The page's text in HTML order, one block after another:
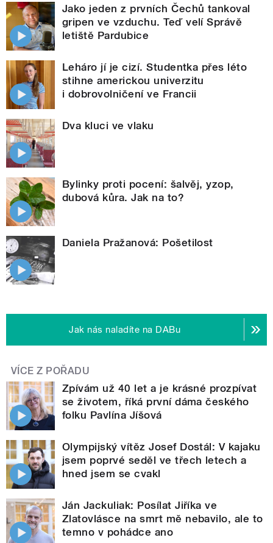
Jako jeden z prvních Čechů tankoval
gripen ve vzduchu. Teď velí Správě
letiště Pardubice
Leháro jí je cizí. Studentka přes léto
stihne americkou univerzitu
i dobrovolničení ve Francii
Dva kluci ve vlaku
Bylinky proti pocení: šalvěj, yzop,
dubová kůra. Jak na to?
Daniela Pražanová: Pošetilost
Jak nás naladíte na DABu
VÍCE Z POŘADU
Zpívám už 40 let a je krásné prozpívat
se životem, říká první dáma českého
folku Pavlína Jíšová
Olympijský vítěz Josef Dostál: V kajaku
jsem poprvé seděl ve třech letech a
hned jsem se cvakl
Ján Jackuliak: Posílat Jiříka ve
Zlatovlásce na smrt mě nebavilo, ale to
temno v pohádce ano